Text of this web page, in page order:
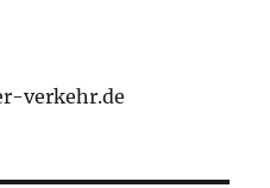
verkehr.de